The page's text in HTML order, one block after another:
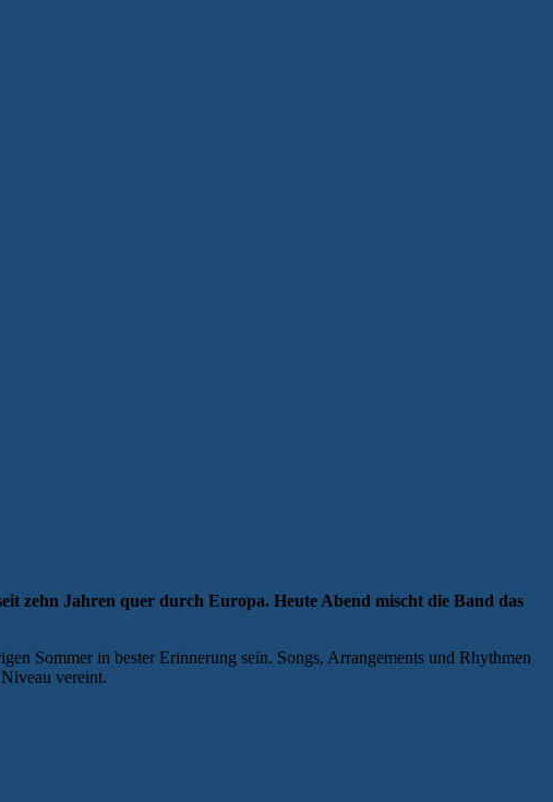
zehn Jahren quer durch Europa. Heute Abend mischt die Band das
Sommer in bester Erinnerung sein. Songs, Arrangements und Rhythmen
vereint.